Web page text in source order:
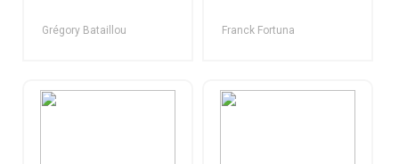
Grégory Bataillou Franck Fortuna